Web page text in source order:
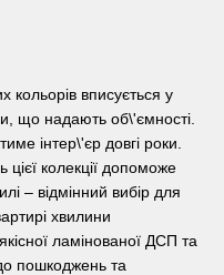
вписується у
що надають об\'ємності.
інтер\'єр довгі роки.
цієї колекції допоможе
– відмінний вибір для
хвилини
ламінованої ДСП та
пошкоджень та